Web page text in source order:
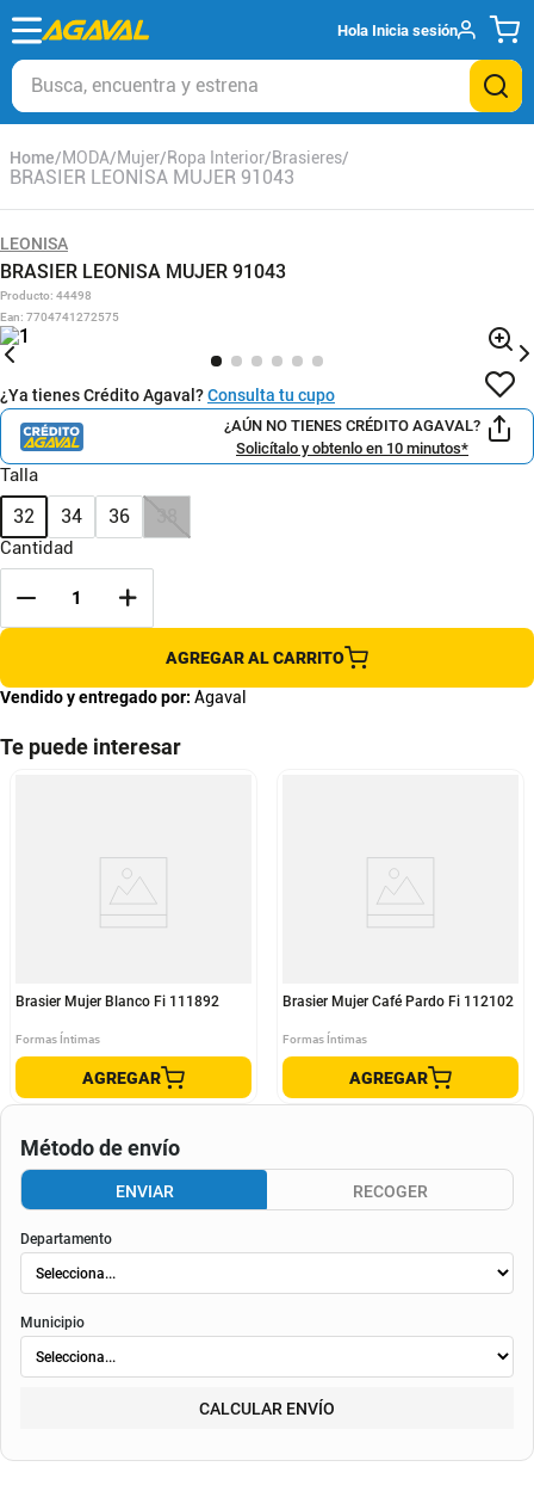
Hola Inicia sesión
Busca, encuentra y estrena
MODA Mujer Ropa Interior Brasieres
BRASIER LEONISA MUJER 91043
LEONISA
BRASIER LEONISA MUJER 91043
Producto: 44498
Ean: 7704741272575
¿Ya tienes Crédito Agaval?Consulta tu cupo
¿AÚN NO TIENES CRÉDITO AGAVAL?
Solicítalo y obtenlo en 10 minutos*
Talla
32 34 36
Cantidad
AGREGAR AL CARRITO
Vendido y entregado por: Agaval
Te puede interesar
Brasier Mujer Blanco Fi 111892
Formas Íntimas
AGREGAR
Brasier Mujer Café Pardo Fi 112102
Formas Íntimas
AGREGAR
Método de envío
ENVIAR RECOGER
Departamento
Municipio
CALCULAR ENVÍO